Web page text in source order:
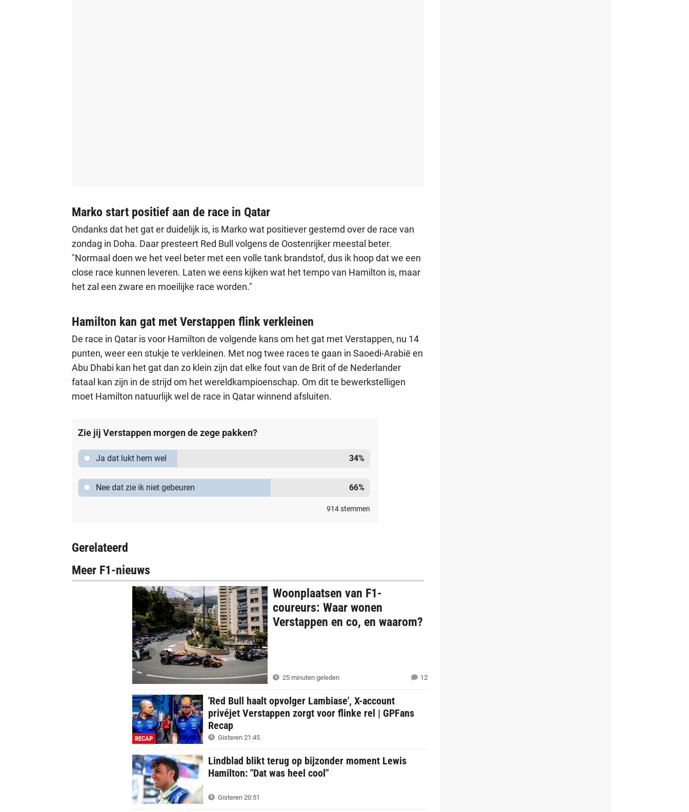
Marko start positief aan de race in Qatar
Ondanks dat het gat er duidelijk is, is Marko wat positiever gestemd over de race van
zondag in Doha. Daar presteert Red Bull volgens de Oostenrijker meestal beter.
"Normaal doen we het veel beter met een volle tank brandstof, dus ik hoop dat we een
close race kunnen leveren. Laten we eens kijken wat het tempo van Hamilton is, maar
het zal een zware en moeilijke race worden."
Hamilton kan gat met Verstappen flink verkleinen
De race in Qatar is voor Hamilton de volgende kans om het gat met Verstappen, nu 14
punten, weer een stukje te verkleinen. Met nog twee races te gaan in Saoedi-Arabië en
Abu Dhabi kan het gat dan zo klein zijn dat elke fout van de Brit of de Nederlander
fataal kan zijn in de strijd om het wereldkampioenschap. Om dit te bewerkstelligen
moet Hamilton natuurlijk wel de race in Qatar winnend afsluiten.
Zie jij Verstappen morgen de zege pakken?
Ja dat lukt hem wel 34%
Nee dat zie ik niet gebeuren 66%
914stemmen
Gerelateerd
Meer F1-nieuws
Woonplaatsen van F1-
coureurs: Waar wonen
Verstappen en co, en waarom?
25 minuten geleden 12
RECAP
'Red Bull haalt opvolger Lambiase', X-account
privéjet Verstappen zorgt voor flinke rel | GPFans
Recap
Gisteren 21:45
Lindblad blikt terug op bijzonder moment Lewis
Hamilton: "Dat was heel cool"
Gisteren 20:51